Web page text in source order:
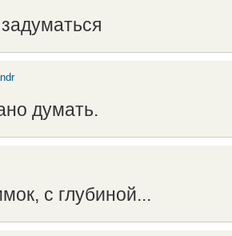
думать.
с глубиной...